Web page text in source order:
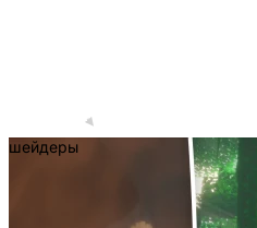
шейдеры